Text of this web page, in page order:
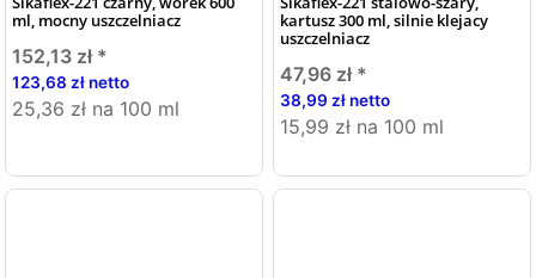
ml, mocny uszczelniacz
152,13 zł *
123,68 zł netto
25,36 zł na 100 ml
kartusz 300 ml, silnie klejacy
uszczelniacz
47,96 zł *
38,99 zł netto
15,99 zł na 100 ml